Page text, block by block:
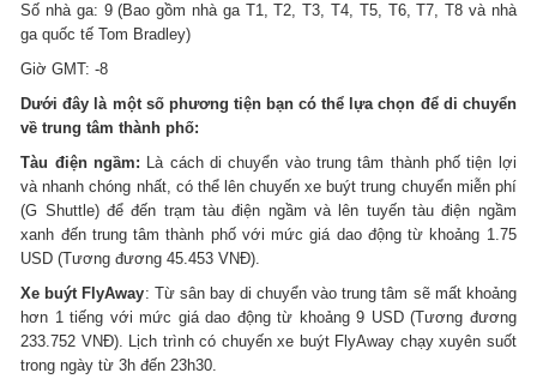
Số nhà ga: 9 (Bao gồm nhà ga T1, T2, T3, T4, T5, T6, T7, T8 và nhà
ga quốc tế Tom Bradley)
Giờ GMT: -8
Dưới đây là một số phương tiện bạn có thể lựa chọn để di chuyển
về trung tâm thành phố:
Tàu điện ngầm: Là cách di chuyển vào trung tâm thành phố tiện lợi
và nhanh chóng nhất, có thể lên chuyến xe buýt trung chuyển miễn phí
(G Shuttle) để đến trạm tàu điện ngầm và lên tuyến tàu điện ngầm
xanh đến trung tâm thành phố với mức giá dao động từ khoảng 1.75
USD (Tương đương 45.453 VNĐ).
Xe buýt FlyAway: Từ sân bay di chuyển vào trung tâm sẽ mất khoảng
hơn 1 tiếng với mức giá dao động từ khoảng 9 USD (Tương đương
233.752 VNĐ). Lịch trình có chuyến xe buýt FlyAway chạy xuyên suốt
trong ngày từ 3h đến 23h30.